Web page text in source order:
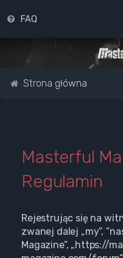
FAQ
Strona główna
Masterful
Regulamin
Rejestrując się na
zwanej dalej „my”,
Magazine”, „https://